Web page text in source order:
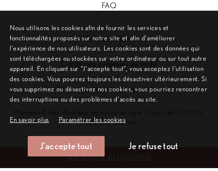
AJOUTER AU PANIER
FAQ
Mentions légales
•
Conditions générales de vente
•
Charte des données personnelles
Tous droits réservés.
Remonter en haut de page
Nous utilisons les cookies afin de fournir les services et
fonctionnalités proposés sur notre site et afin d’améliorer
l’expérience de nos utilisateurs. Les cookies sont des données qui
sont téléchargées ou stockées sur votre ordinateur ou sur tout autre
appareil. En cliquant sur ”J’accepte tout”, vous acceptez l’utilisation
des cookies. Vous pourrez toujours les désactiver ultérieurement. Si
vous supprimez ou désactivez nos cookies, vous pourriez rencontrer
des interruptions ou des problèmes d’accès au site.
En savoir plus Paramétrer les cookies
J'accepte tout Je refuse tout